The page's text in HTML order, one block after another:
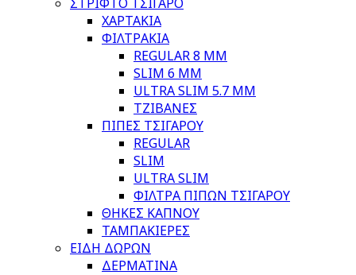
ΧΑΡΤΑΚΙΑ
ΦΙΛΤΡΑΚΙΑ
REGULAR 8 MM
SLIM 6 MM
ULTRA SLIM 5.7 MM
ΤΖΙΒΑΝΕΣ
ΠΙΠΕΣ ΤΣΙΓΑΡΟΥ
REGULAR
SLIM
ULTRA SLIM
ΦΙΛΤΡΑ ΠΙΠΩΝ ΤΣΙΓΑΡΟΥ
ΘΗΚΕΣ ΚΑΠΝΟΥ
ΤΑΜΠΑΚΙΕΡΕΣ
ΕΙΔΗ ΔΩΡΩΝ
ΔΕΡΜΑΤΙΝΑ